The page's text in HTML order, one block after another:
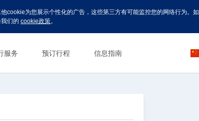
cookie为您展示个性化的广告，这些第三方有可能监控您的网络行为。如
们的 cookie政策。
服务 预订行程 信息指南